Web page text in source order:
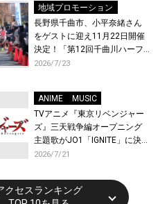
映が決定！
地域プロモーション
長野県千曲市、小平奈緒さん
をゲストに迎え11月22日開催
決定！「第12回千曲川ハーフ
マラソン」エントリー受付開
2026/7/23
ANIME
MUSIC
TVアニメ『東京リベンジャー
ズ』三天戦争編オープニング
主題歌がJO1「IGNITE」に決
定！メンバー全員から喜びと
トが到着！9月に東京・大阪で
先行上映会を開催！
2026/7/21
クセスランキング